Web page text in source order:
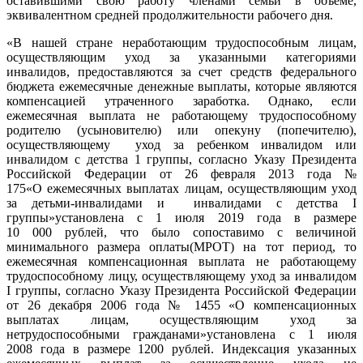
эквивалентном средней продолжительности рабочего дня.
«В нашей стране неработающим трудоспособным лицам,
осуществляющим уход за указанными категориями
инвалидов, предоставляются за счет средств федерального
бюджета ежемесячные денежные выплаты, которые являются
компенсацией утраченного заработка. Однако, если
ежемесячная выплата не работающему трудоспособному
родителю (усыновителю) или опекуну (попечителю),
осуществляющему уход за ребенком инвалидом или
инвалидом с детства 1 группы, согласно Указу Президента
Российской Федерации от 26 февраля 2013 года №
175«О ежемесячных выплатах лицам, осуществляющим уход
за детьми-инвалидами и инвалидами с детства I
группы»установлена с 1 июля 2019 года в размере
10 000 рублей, что было сопоставимо с величиной
минимального размера оплаты(МРОТ) на тот период, то
ежемесячная компенсационная выплата не работающему
трудоспособному лицу, осуществляющему уход за инвалидом
I группы, согласно Указу Президента Российской Федерации
от 26 декабря 2006 года № 1455 «О компенсационных
выплатах лицам, осуществляющим уход за
нетрудоспособными гражданами»установлена с 1 июля
2008 года в размере 1200 рублей. Индексация указанных